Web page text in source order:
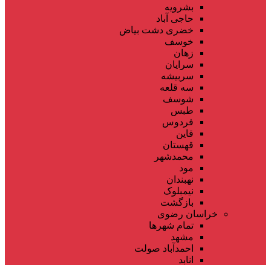
بشرویه
حاجی آباد
خضری دشت بیاض
خوسف
زهان
سرایان
سربیشه
سه قلعه
شوسف
طبس
فردوس
قاین
قهستان
محمدشهر
مود
نهبندان
نیمبلوک
بازگشت
خراسان رضوی
تمام شهر‌ها
مشهد
احمدآباد صولت
انابد